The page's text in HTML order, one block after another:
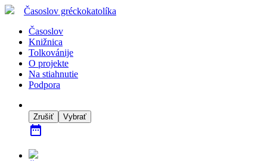
Časoslov gréckokatolíka
Časoslov
Knižnica
Tolkovánije
O projekte
Na stiahnutie
Podpora
Zrušiť Vybrať
date_range